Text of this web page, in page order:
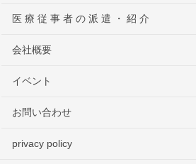
医 療 従 事 者 の 派 遣 ・ 紹 介
会社概要
イベント
お問い合わせ
privacy policy